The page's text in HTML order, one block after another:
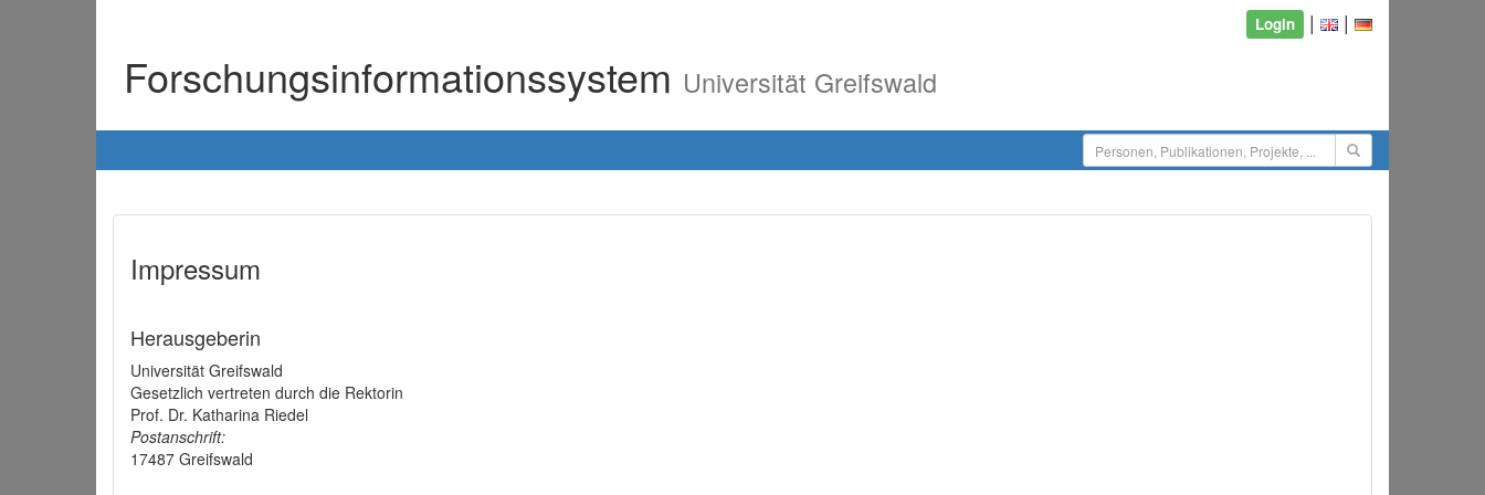
Login | |
Forschungsinformationssystem Universität Greifswald
Impressum
Herausgeberin
Universität Greifswald
Gesetzlich vertreten durch die Rektorin
Prof. Dr. Katharina Riedel
Postanschrift:
17487 Greifswald